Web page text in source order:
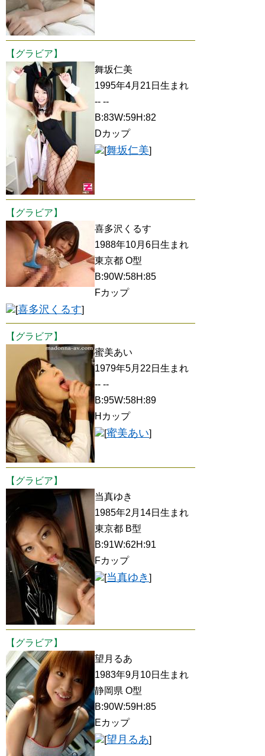
【グラビア】
舞坂仁美
1995年4月21日生まれ
-- --
B:83W:59H:82
Dカップ
[舞坂仁美]
【グラビア】
喜多沢くるす
1988年10月6日生まれ
東京都 O型
B:90W:58H:85
Fカップ
[喜多沢くるす]
【グラビア】
蜜美あい
1979年5月22日生まれ
-- --
B:95W:58H:89
Hカップ
[蜜美あい]
【グラビア】
当真ゆき
1985年2月14日生まれ
東京都 B型
B:91W:62H:91
Fカップ
[当真ゆき ]
【グラビア】
望月るあ
1983年9月10日生まれ
静岡県 O型
B:90W:59H:85
Eカップ
[望月るあ]